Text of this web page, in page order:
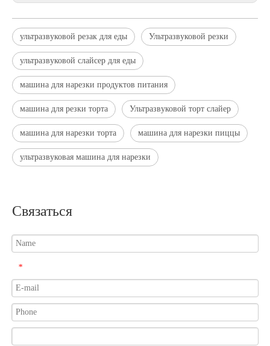
ультразвуковой резак для еды Ультразвуковой резки
ультразвуковой слайсер для еды
машина для нарезки продуктов питания
машина для резки торта Ультразвуковой торт слайер
машина для нарезки торта машина для нарезки пиццы
ультразвуковая машина для нарезки
Связаться
*